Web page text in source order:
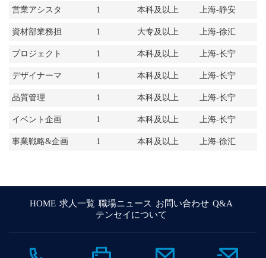
材料営業
営業アシスタ
ント
1 本科及以上 上海-静安
資材部業務担
当
1 大专及以上 上海-徐汇
プロジェクト
管理
1 本科及以上 上海-长宁
デザイナーマ
ネージャー
1 本科及以上 上海-长宁
品質管理 1 本科及以上 上海-长宁
イベント企画 1 本科及以上 上海-长宁
事業戦略&企画
1 本科及以上 上海-徐汇
HOME 求人一覧 職場ニュース お問い合わせ Q&A
テンセイについて